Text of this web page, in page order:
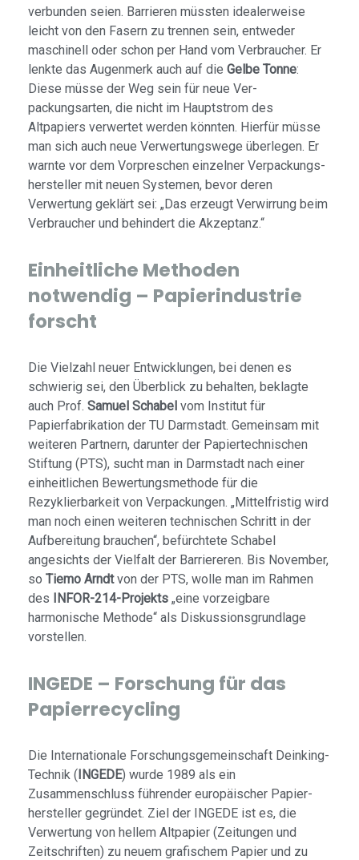
verbunden seien. Barrieren müssten idealerweise
leicht von den Fasern zu trennen sein, entweder
maschinell oder schon per Hand vom Verbraucher. Er
lenkte das Augenmerk auch auf die Gelbe Tonne:
Diese müsse der Weg sein für neue Ver­
packungsarten, die nicht im Hauptstrom des
Altpapiers verwertet werden könnten. Hierfür müsse
man sich auch neue Verwertungs­wege überlegen. Er
warnte vor dem Vor­preschen einzelner Verpackungs­
hersteller mit neuen Systemen, bevor deren
Verwertung geklärt sei: „Das erzeugt Verwirrung beim
Verbraucher und behindert die Akzeptanz.“
Einheitliche Methoden
notwendig – Papierindustrie
forscht
Die Vielzahl neuer Entwicklungen, bei denen es
schwierig sei, den Über­blick zu behalten, beklagte
auch Prof. Samuel Schabel vom Institut für
Papierfabrikation der TU Darmstadt. Gemeinsam mit
weiteren Partnern, darunter der Papiertechnischen
Stiftung (PTS), sucht man in Darmstadt nach einer
einheitlichen Bewertungsmethode für die
Rezyklierbarkeit von Verpackungen. „Mittelfristig wird
man noch einen weiteren technischen Schritt in der
Aufbereitung brauchen“, befürchtete Schabel
angesichts der Vielfalt der Barriereren. Bis November,
so Tiemo Arndtvon der PTS, wolle man im Rahmen
des
INFOR-214-Projekts „eine vorzeigbare
harmonische Methode“ als Diskussionsgrundlage
vorstellen.
INGEDE – Forschung für das
Papierrecycling
Die Internationale Forschungsgemeinschaft Deinking-
Technik ( INGEDE) wurde 1989 als ein
Zusammenschluss führender europäi­scher Papier­
hersteller gegründet. Ziel der INGEDE ist es, die
Verwertung von hellem Altpapier (Zeitungen und
Zeitschriften) zu neuem grafischem Papier und zu